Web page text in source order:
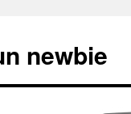
newbie